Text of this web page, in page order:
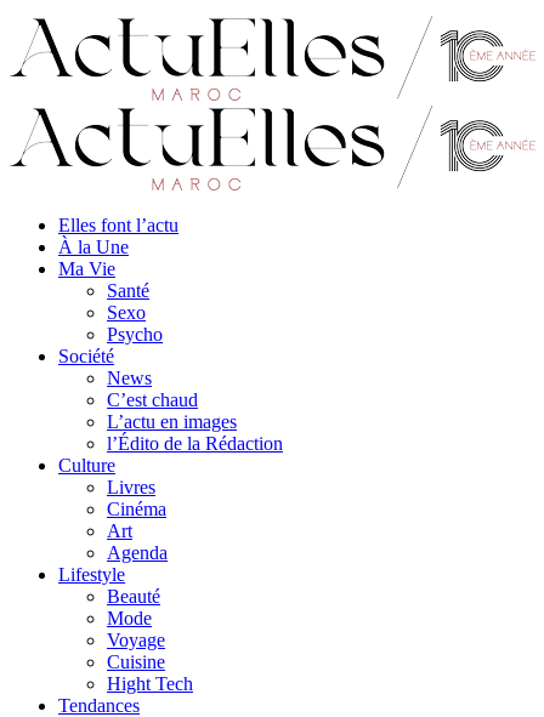
Elles font l’actu
À la Une
Ma Vie
Santé
Sexo
Psycho
Société
News
C’est chaud
L’actu en images
l’Édito de la Rédaction
Culture
Livres
Cinéma
Art
Agenda
Lifestyle
Beauté
Mode
Voyage
Cuisine
Hight Tech
Tendances